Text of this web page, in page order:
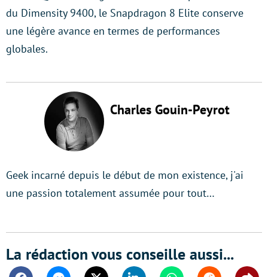
du Dimensity 9400, le Snapdragon 8 Elite conserve
une légère avance en termes de performances
globales.
Charles Gouin-Peyrot
Geek incarné depuis le début de mon existence, j'ai
une passion totalement assumée pour tout…
La rédaction vous conseille aussi...